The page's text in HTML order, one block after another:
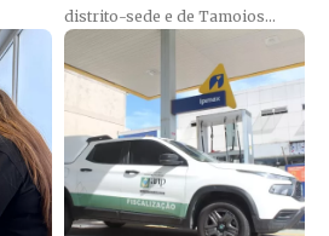
distrito-sede e de Tamoios...